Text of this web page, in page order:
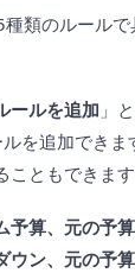
類のルール
ールを追加 」
を追加できま
ともできます
予算、元の予
ウン、元の予